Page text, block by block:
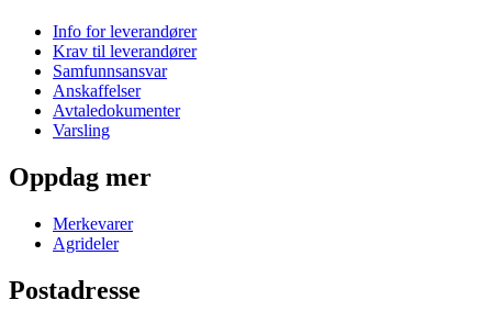
Info for leverandører
Krav til leverandører
Samfunnsansvar
Anskaffelser
Avtaledokumenter
Varsling
Oppdag mer
Merkevarer
Agrideler
Postadresse